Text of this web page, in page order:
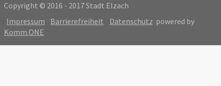
Copyright © 2016 - 2017 Stadt Elzach
Impressum
Barrierefreiheit Datenschutz powered by
Komm.ONE